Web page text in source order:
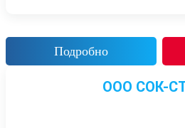
Подробно
ООО СОК-